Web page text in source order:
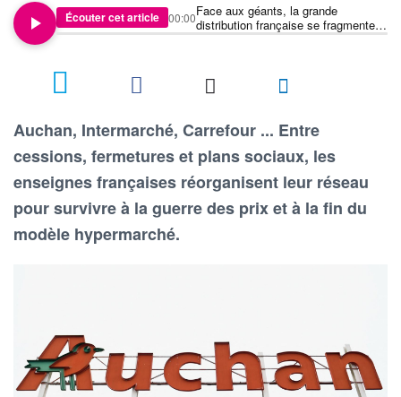
Écouter cet article
Face aux géants, la grande
distribution française se fragmente
et se restructure
00:00
Auchan, Intermarché, Carrefour ... Entre
cessions, fermetures et plans sociaux, les
enseignes françaises réorganisent leur réseau
pour survivre à la guerre des prix et à la fin du
modèle hypermarché.